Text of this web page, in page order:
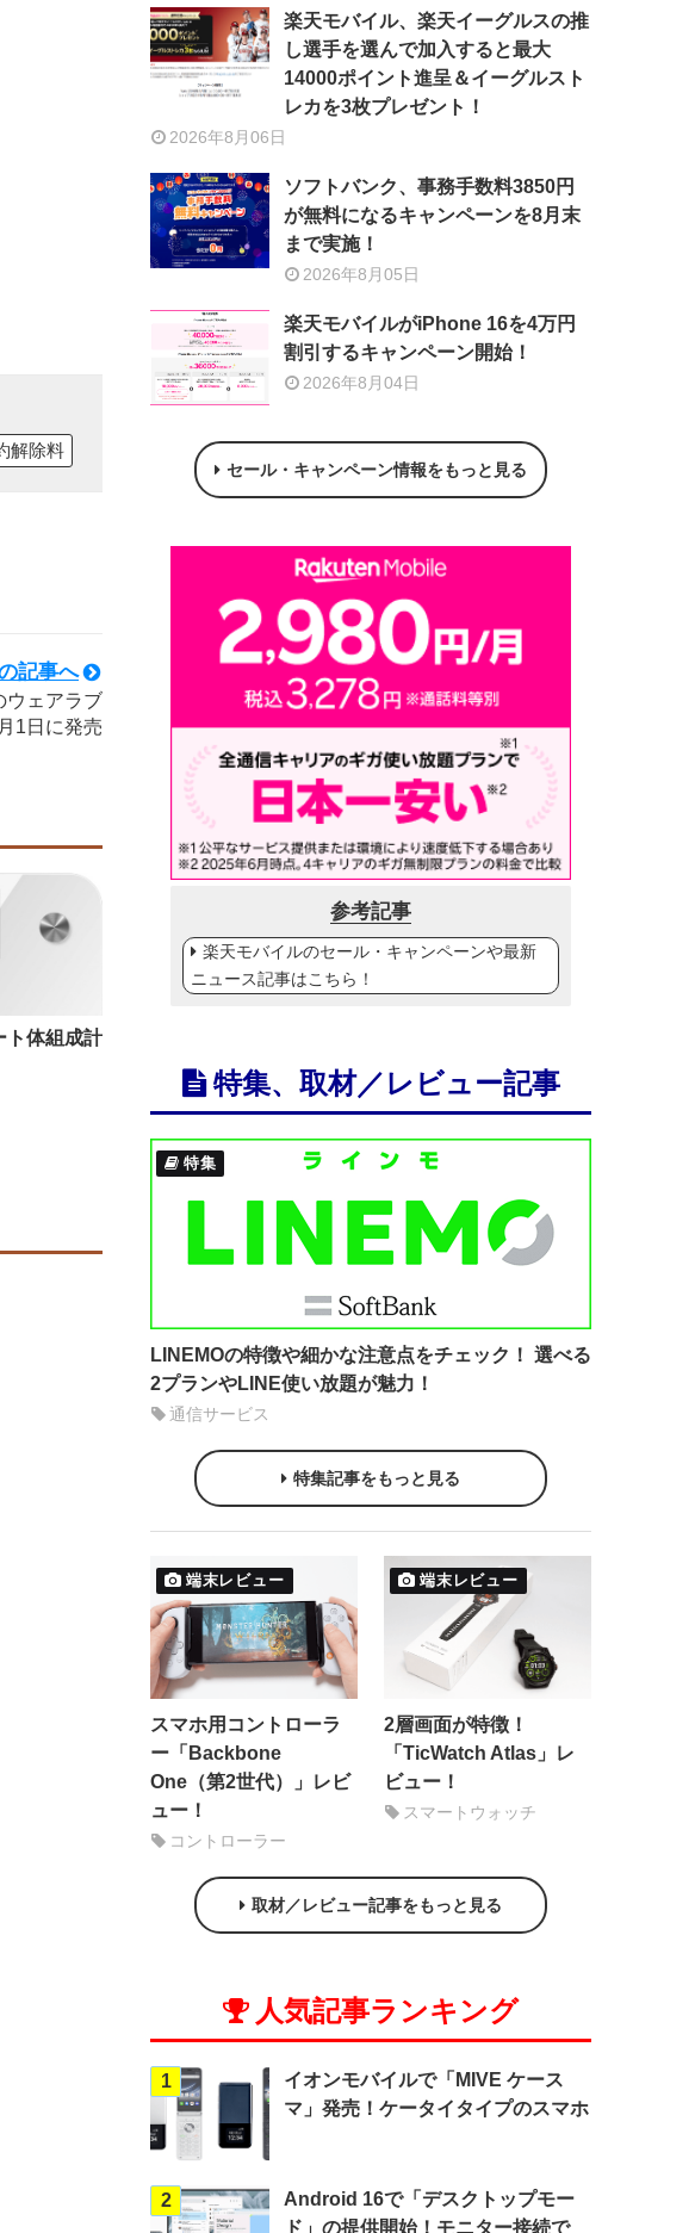
解除料
記事へ
ウェアラブ
1日に発売
ト体組成計
楽天モバイル、楽天イーグルスの推
し選手を選んで加入すると最大
14000ポイント進呈＆イーグルスト
レカを3枚プレゼント！
2026年8月06日
ソフトバンク、事務手数料3850円
が無料になるキャンペーンを8月末
まで実施！
2026年8月05日
楽天モバイルがiPhone 16を4万円
割引するキャンペーン開始！
2026年8月04日
セール・キャンペーン情報をもっと見る
参考記事
楽天モバイルのセール・キャンペーンや最新
ニュース記事はこちら！
特集、取材／レビュー記事
特集
LINEMOの特徴や細かな注意点をチェック！ 選べる
2プランやLINE使い放題が魅力！
通信サービス
特集記事をもっと見る
端末レビュー
スマホ用コントローラ
ー「Backbone
One（第2世代）」レビ
ュー！
コントローラー
端末レビュー
2層画面が特徴！
「TicWatch Atlas」レ
ビュー！
スマートウォッチ
取材／レビュー記事をもっと見る
人気記事ランキング
1
イオンモバイルで「MIVE ケース
マ」発売！ケータイタイプのスマホ
2
Android 16で「デスクトップモー
ド」の提供開始！モニター接続で